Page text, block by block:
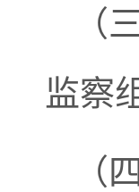
（
监察
（